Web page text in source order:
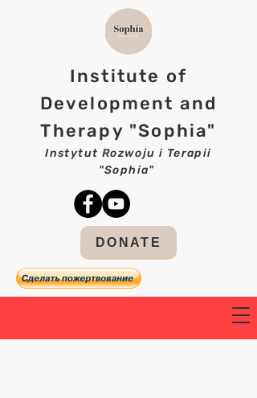
Institute of
Development and
Therapy "Sophia"
Instytut Rozwoju i Terapii
"Sophia"
DONATE